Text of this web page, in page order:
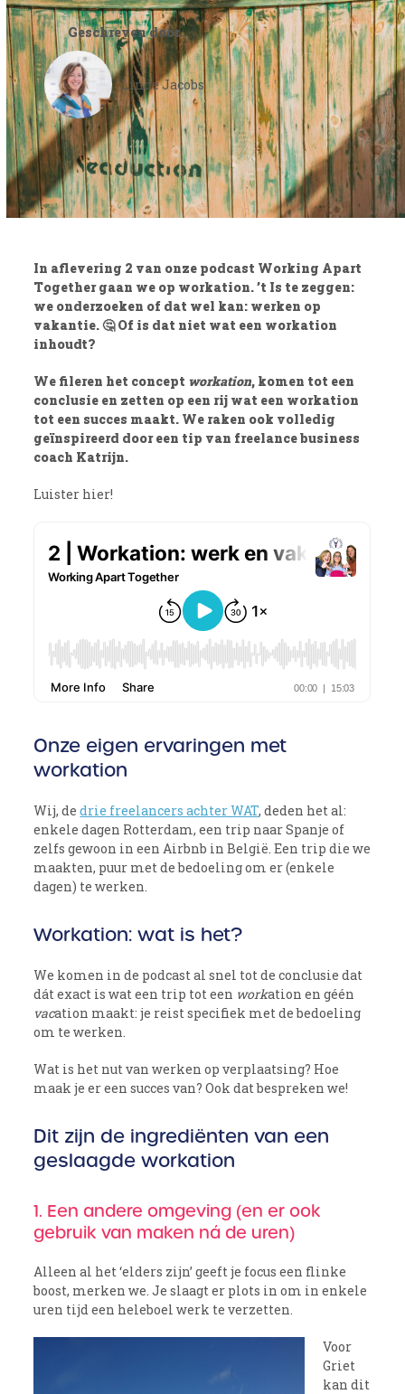
Geschreven door
Linde Jacobs
In aflevering 2 van onze podcast Working Apart
Together gaan we op workation. ’t Is te zeggen:
we onderzoeken of dat wel kan: werken op
vakantie. 🤔 Of is dat niet wat een workation
inhoudt?
We fileren het concept workation, komen tot een
conclusie en zetten op een rij wat een workation
tot een succes maakt. We raken ook volledig
geïnspireerd door een tip van freelance business
coach Katrijn.
Luister hier!
Onze eigen ervaringen met
workation
Wij, dedrie freelancers achter WAT, deden het al:
enkele dagen Rotterdam, een trip naar Spanje of
zelfs gewoon in een Airbnb in België. Een trip die we
maakten, puur met de bedoeling om er (enkele
dagen) te werken.
Workation: wat is het?
We komen in de podcast al snel tot de conclusie dat
dát exact is wat een trip tot een workation en géén
vacation maakt: je reist specifiek met de bedoeling
om te werken.
Wat is het nut van werken op verplaatsing? Hoe
maak je er een succes van? Ook dat bespreken we!
Dit zijn de ingrediënten van een
geslaagde workation
1. Een andere omgeving (en er ook
gebruik van maken ná de uren)
Alleen al het ‘elders zijn’ geeft je focus een flinke
boost, merken we. Je slaagt er plots in om in enkele
uren tijd een heleboel werk te verzetten.
Voor
Griet
kan dit